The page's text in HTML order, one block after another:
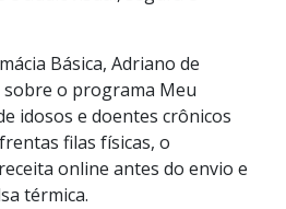
Básica, Adriano de
sobre o programa Meu
idosos e doentes crônicos
filas físicas, o
online antes do envio e
térmica.